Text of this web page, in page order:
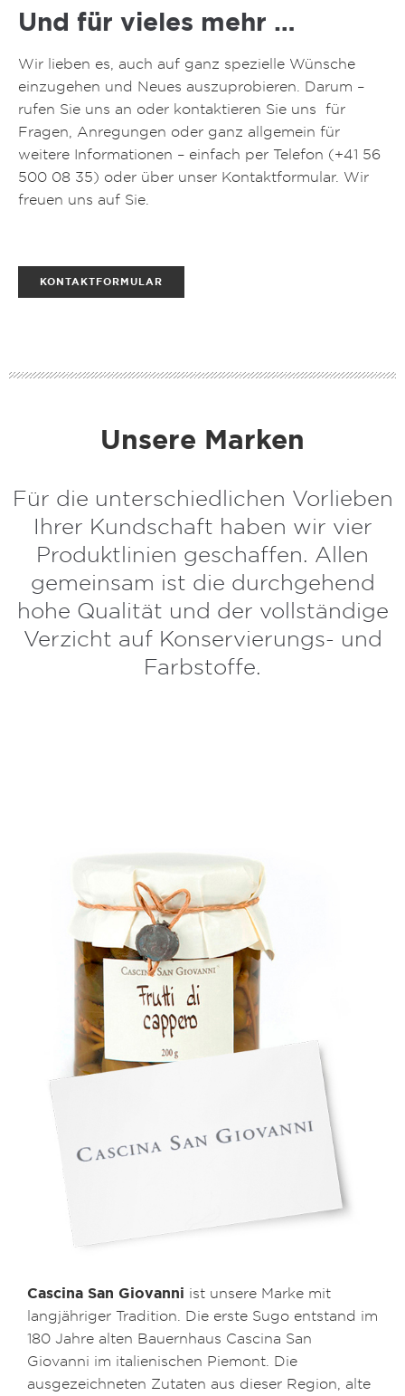
Und für vieles mehr …
Wir lieben es, auch auf ganz spezielle Wünsche
einzugehen und Neues auszuprobieren. Darum –
rufen Sie uns an oder kontaktieren Sie uns für
Fragen, Anregungen oder ganz allgemein für
weitere Informationen – einfach per Telefon (+41 56
500 08 35) oder über unser Kontaktformular. Wir
freuen uns auf Sie.
KONTAKTFORMULAR
Unsere Marken
Für die unterschiedlichen Vorlieben
Ihrer Kundschaft haben wir vier
Produktlinien geschaffen. Allen
gemeinsam ist die durchgehend
hohe Qualität und der vollständige
Verzicht auf Konservierungs- und
Farbstoffe.
Cascina San Giovanni ist unsere Marke mit
langjähriger Tradition. Die erste Sugo entstand im
180 Jahre alten Bauernhaus Cascina San
Giovanni im italienischen Piemont. Die
ausgezeichneten Zutaten aus dieser Region, alte